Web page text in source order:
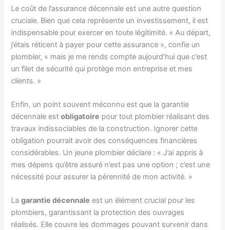
Le coût de l’assurance décennale est une autre question
cruciale. Bien que cela représente un investissement, il est
indispensable pour exercer en toute légitimité. « Au départ,
j’étais réticent à payer pour cette assurance », confie un
plombier, « mais je me rends compte aujourd’hui que c’est
un filet de sécurité qui protège mon entreprise et mes
clients. »
Enfin, un point souvent méconnu est que la garantie
décennale estobligatoire pour tout plombier réalisant des
travaux indissociables de la construction. Ignorer cette
obligation pourrait avoir des conséquences financières
considérables. Un jeune plombier déclare : « J’ai appris à
mes dépens qu’être assuré n’est pas une option ; c’est une
nécessité pour assurer la pérennité de mon activité. »
Lagarantie décennale est un élément crucial pour les
plombiers, garantissant la protection des ouvrages
réalisés. Elle couvre les dommages pouvant survenir dans